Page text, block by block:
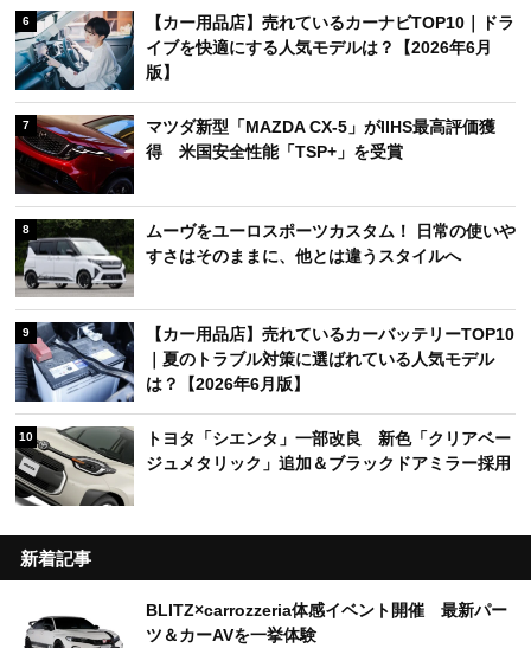
6
【カー用品店】売れているカーナビTOP10｜ドラ
イブを快適にする人気モデルは？【2026年6月
版】
7
マツダ新型「MAZDA CX-5」がIIHS最高評価獲
得 米国安全性能「TSP+」を受賞
8
ムーヴをユーロスポーツカスタム！ 日常の使いや
すさはそのままに、他とは違うスタイルへ
9
【カー用品店】売れているカーバッテリーTOP10
｜夏のトラブル対策に選ばれている人気モデル
は？【2026年6月版】
10
トヨタ「シエンタ」一部改良 新色「クリアベー
ジュメタリック」追加＆ブラックドアミラー採用
新着記事
BLITZ×carrozzeria体感イベント開催 最新パー
ツ＆カーAVを一挙体験